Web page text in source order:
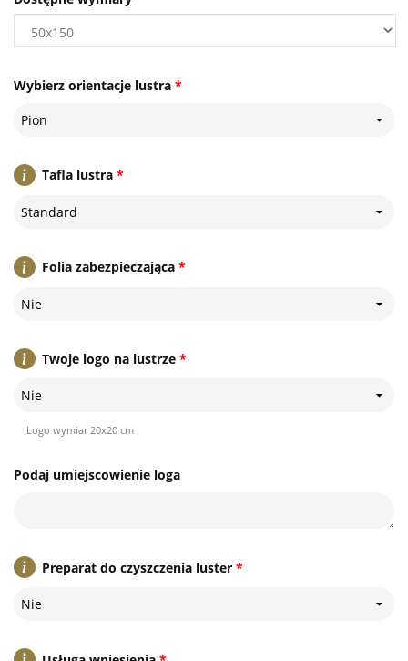
*
Wybierz orientacje lustra
Pion
*
Tafla lustra
Standard
*
Folia zabezpieczająca
Nie
*
Twoje logo na lustrze
Nie
Logo wymiar 20x20 cm
Podaj umiejscowienie loga
*
Preparat do czyszczenia luster
Nie